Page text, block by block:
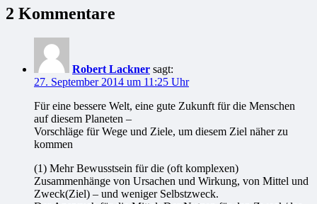
2 Kommentare
Robert Lackner sagt:
27. September 2014 um 11:25 Uhr
Für eine bessere Welt, eine gute Zukunft für die Menschen
auf diesem Planeten –
Vorschläge für Wege und Ziele, um diesem Ziel näher zu
kommen
(1) Mehr Bewusstsein für die (oft komplexen)
Zusammenhänge von Ursachen und Wirkung, von Mittel und
Zweck(Ziel) – und weniger Selbstzweck.